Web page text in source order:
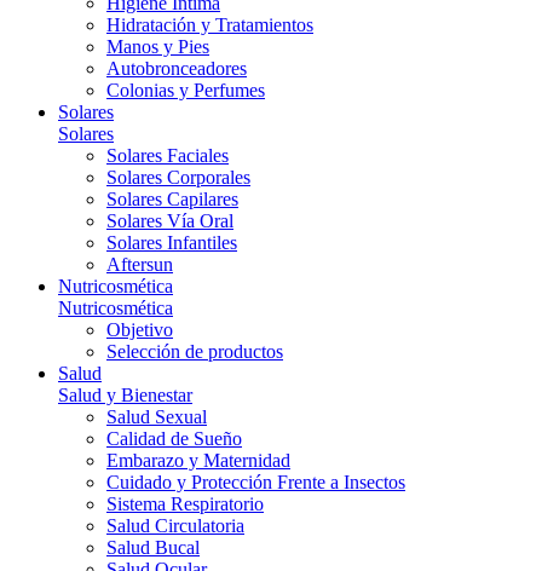
Hidratación y Tratamientos
Manos y Pies
Autobronceadores
Colonias y Perfumes
Solares
Solares
Solares Faciales
Solares Corporales
Solares Capilares
Solares Vía Oral
Solares Infantiles
Aftersun
Nutricosmética
Nutricosmética
Objetivo
Selección de productos
Salud
Salud y Bienestar
Salud Sexual
Calidad de Sueño
Embarazo y Maternidad
Cuidado y Protección Frente a Insectos
Sistema Respiratorio
Salud Circulatoria
Salud Bucal